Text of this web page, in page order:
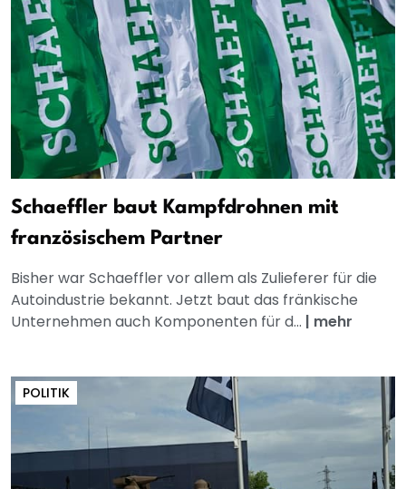
Schaeffler baut Kampfdrohnen mit
französischem Partner
Bisher war Schaeffler vor allem als Zulieferer für die
Autoindustrie bekannt. Jetzt baut das fränkische
Unternehmen auch Komponenten für d... | mehr
POLITIK